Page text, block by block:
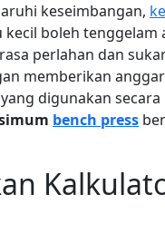
keseimbangan,
boleh
perlahan dan
memberikan
digunakan
bench press